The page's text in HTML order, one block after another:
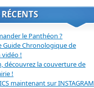
le Panthéon ?
Guide Chronologique de
vidéo !
découvrez la couverture de
!
maintenant sur INSTAGRAM